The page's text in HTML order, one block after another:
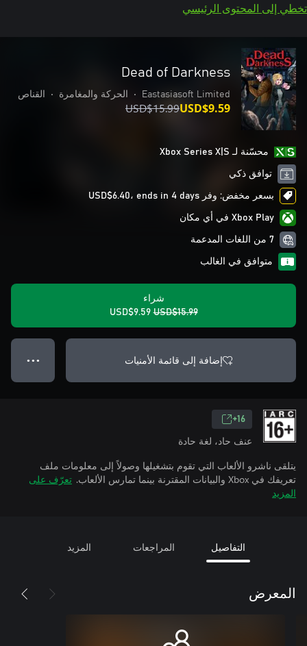
تخطي إلى المحتوى الرئيسي
Dead of Darkness
Eastasiasoft Limited
• الحركة والمغامرة • القناص
USD$15.99USD$9.59
محسّنة لـ Xbox Series X|S
توافق ذكي
بسعر مخفض: وفر USD$6.40، ends in 4 days
Xbox Play في أي مكان
7 من اللغات المدعمة
متوافق في الغالب
شراء
USD$15.99
USD$9.59
إضافة إلى قائمة الأمنيات ● ● ●
16+
عنف حاد، لغة حادة
يتلقى ناشرو الألعاب التي تقوم بتشغيلها وصولاً إلى معلومات ملف
تعريفك في Xbox والبيانات المقترنة بينما تمارس الألعاب.
تعرّف على
المزيد
التفاصيل المراجعات المزيد
المعرض